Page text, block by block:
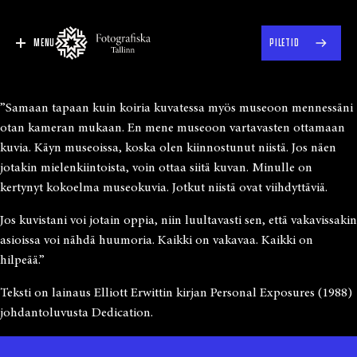
MENU PILETID
”Samaan tapaan kuin koiria kuvatessa myös museoon mennessäni
otan kameran mukaan. En mene museoon vartavasten ottamaan
kuvia. Käyn museoissa, koska olen kiinnostunut niistä. Jos näen
jotakin mielenkiintoista, voin ottaa siitä kuvan. Minulle on
kertynyt kokoelma museokuvia. Jotkut niistä ovat viihdyttäviä.
Jos kuvistani voi jotain oppia, niin luultavasti sen, että vakavissakin
asioissa voi nähdä huumoria. Kaikki on vakavaa. Kaikki on
hilpeää.”
Teksti on lainaus Elliott Erwittin kirjan Personal Exposures (1988)
johdantoluvusta Dedication.